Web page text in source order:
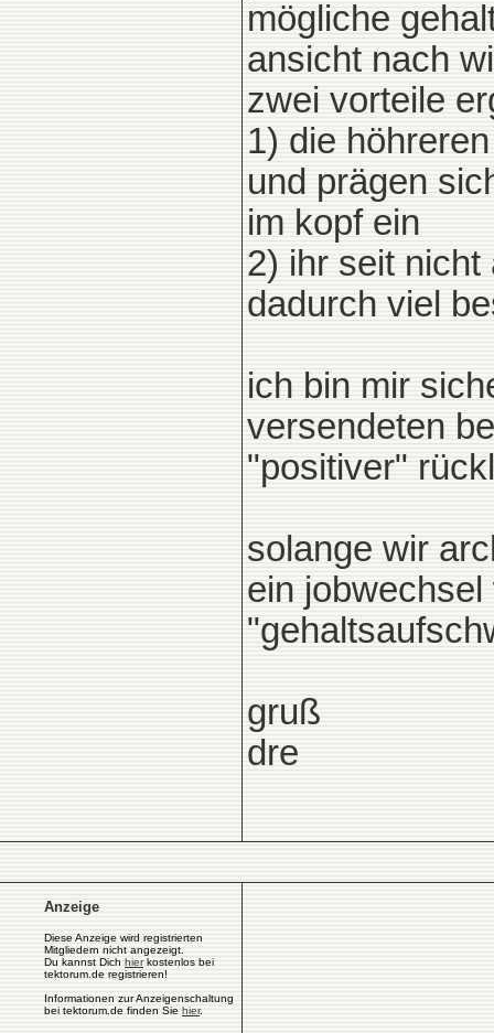
mögliche
ansicht nach
zwei vorteile
1) die
und prägen
im kopf ein
2) ihr seit
dadurch viel
ich bin mir
versendeten
"positiver"
solange wir
ein
gruß
dre
Anzeige
Diese Anzeige wird registrierten
Mitgliedern nicht angezeigt.
Du kannst Dich hierkostenlos bei
tektorum.de registrieren!
Informationen zur Anzeigenschaltung
bei tektorum.de finden Sie hier.